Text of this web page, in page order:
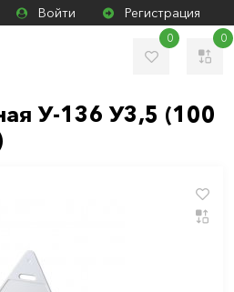
Войти Регистрация
0 0
У-136 У3,5 (100